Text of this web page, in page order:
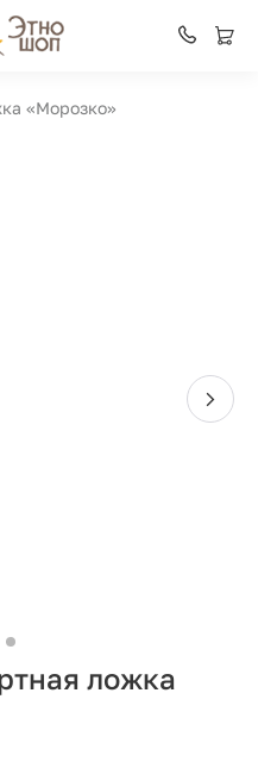
«Морозко»
ложка